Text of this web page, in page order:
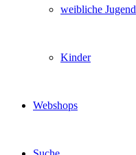
weibliche Jugend
Kinder
Webshops